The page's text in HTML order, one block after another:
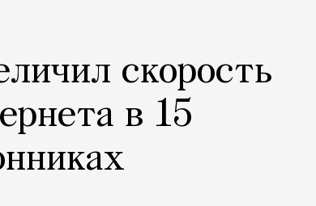
скорость
в 15